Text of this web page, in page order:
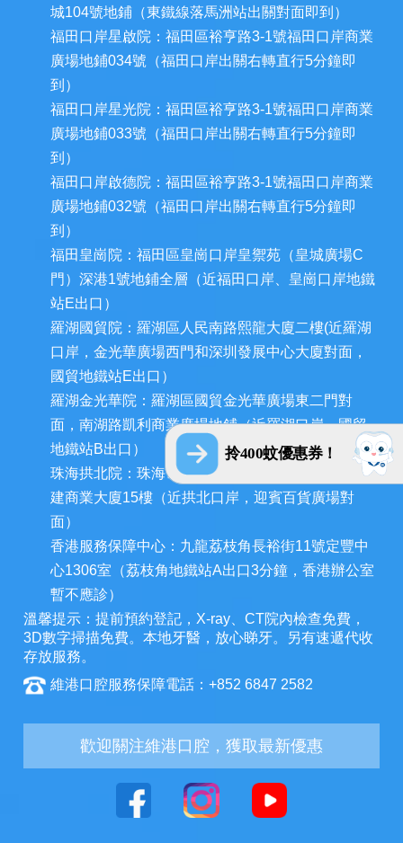
拎400蚊優惠券！
城104號地鋪（東鐵線落馬洲站出關對面即到）
福田口岸星啟院：福田區裕亨路3-1號福田口岸商業
廣場地鋪034號（福田口岸出關右轉直行5分鐘即
到）
福田口岸星光院：福田區裕亨路3-1號福田口岸商業
廣場地鋪033號（福田口岸出關右轉直行5分鐘即
到）
福田口岸啟德院：福田區裕亨路3-1號福田口岸商業
廣場地鋪032號（福田口岸出關右轉直行5分鐘即
到）
福田皇崗院：福田區皇崗口岸皇禦苑（皇城廣場C
門）深港1號地鋪全層（近福田口岸、皇崗口岸地鐵
站E出口）
羅湖國貿院：羅湖區人民南路熙龍大廈二樓(近羅湖
口岸，金光華廣場西門和深圳發展中心大廈對面，
國貿地鐵站E出口）
羅湖金光華院：羅湖區國貿金光華廣場東二門對
面，南湖路凱利商業廣場地鋪（近羅湖口岸、國貿
地鐵站B出口）
珠海拱北院：珠海市香洲區拱北迎賓南路1155號中
建商業大廈15樓（近拱北口岸，迎賓百貨廣場對
面）
香港服務保障中心：九龍荔枝角長裕街11號定豐中
心1306室（荔枝角地鐵站A出口3分鐘，香港辦公室
暫不應診）
溫馨提示：提前預約登記，X-ray、CT院內檢查免費，
3D數字掃描免費。本地牙醫，放心睇牙。另有速遞代收
存放服務。
維港口腔服務保障電話：+852 6847 2582
歡迎關注維港口腔，獲取最新優惠